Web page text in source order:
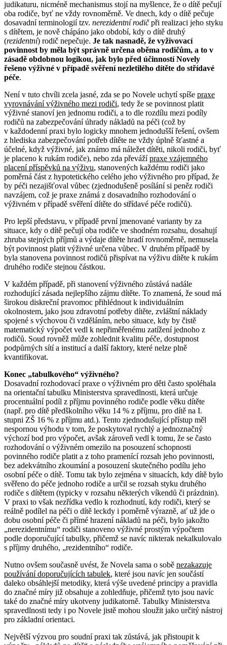
judikaturu, nicméně mechanismus stojí na myšlence, že o dítě pečují
oba rodiče, byť ne vždy rovnoměrně. Ve dnech, kdy o dítě pečuje
dosavadní terminologií tzv. nerezidentní rodičpři realizaci jeho styku
s dítětem, je nově chápáno jako období, kdy o dítě druhý
(rezidentní) rodič nepečuje. Je tak nasnadě, že vyživovací
povinnost by měla být správně určena oběma rodičům, a to v
zásadě obdobnou logikou, jak bylo před účinností Novely
řešeno výživné v případě svěření nezletilého dítěte do střídavé
péče.
Není v tuto chvíli zcela jasné, zda se po Novele uchytí spíše praxe
vyrovnávání výživného mezi rodiči, tedy že se povinnost platit
výživné stanoví jen jednomu rodiči, a to dle rozdílu mezi podíly
rodičů na zabezpečování úhrady nákladů na péči (což by
v každodenní praxi bylo logicky mnohem jednodušší řešení, ovšem
z hlediska zabezpečování potřeb dítěte ne vždy úplně šťastné a
účelné, když výživné, jak známo má náležet dítěti, nikoli rodiči, byť
je placeno k rukám rodiče), nebo zda převážípraxe vzájemného
placení příspěvků na výživu, stanovených každému rodiči jako
poměrná část z hypotetického celého jeho výživného pro případ, že
by péči nezajišťoval vůbec (zjednodušeně posílání si peněz rodiči
navzájem, což je praxe známá z dosavadního rozhodování o
výživném v případě svěření dítěte do střídavé péče rodičů).
Pro lepší představu, v případě první jmenované varianty by za
situace, kdy o dítě pečují oba rodiče ve shodném rozsahu, dosahují
zhruba stejných příjmů a výdaje dítěte hradí rovnoměrně, nemusela
být povinnost platit výživné určena vůbec. V druhém případě by
byla stanovena povinnost rodičů přispívat na výživu dítěte k rukám
druhého rodiče stejnou částkou.
V každém případě, při stanovení výživného zůstává nadále
rozhodující zásada nejlepšího zájmu dítěte. To znamená, že soud má
širokou diskreční pravomoc přihlédnout k individuálním
okolnostem, jako jsou zdravotní potřeby dítěte, zvláštní náklady
spojené s výchovou či vzděláním, nebo situace, kdy by čistě
matematický výpočet vedl k nepřiměřenému zatížení jednoho z
rodičů. Soud rovněž může zohlednit kvalitu péče, dostupnost
podpůrných sítí a institucí a další faktory, které nelze plně
kvantifikovat.
Konec „tabulkového“ výživného?
Dosavadní rozhodovací praxe o výživném pro děti často spoléhala
na orientační tabulku Ministerstva spravedlnosti, která určuje
procentuální podíl z příjmu povinného rodiče podle věku dítěte
(např. pro dítě předškolního věku 14 % z příjmu, pro dítě na I.
stupni ZŠ 16 % z příjmu atd.). Tento zjednodušující přístup měl
nespornou výhodu v tom, že poskytoval rychlý a jednoznačný
výchozí bod pro výpočet, avšak zároveň vedl k tomu, že se často
rozhodování o výživném omezilo na posouzení schopnosti
povinného rodiče platit a z toho pramenící rozsah jeho povinnosti,
bez adekvátního zkoumání a posouzení skutečného podílu jeho
osobní péče o dítě. Tomu tak bylo zejména v situacích, kdy dítě bylo
svěřeno do péče jednoho rodiče a určil se rozsah styku druhého
rodiče s dítětem (typicky v rozsahu některých víkendů či prázdnin).
V praxi to však nezřídka vedlo k rozhodnutí, kdy rodiči, který se
reálně podílel na péči o dítě leckdy i poměrně výrazně, ať už jde o
dobu osobní péče či přímé hrazení nákladů na péči, bylo jakožto
„nerezidentnímu“ rodiči stanoveno výživné prostým výpočtem
podle doporučující tabulky, přičemž se navíc nikterak nekalkulovalo
s příjmy druhého, „rezidentního“ rodiče.
Nutno ovšem současně uvést, že Novela sama o sobě nezakazuje
používání doporučujících tabulek, které jsou navíc jen součástí
daleko obsáhlejší metodiky, která výše uvedené principy a pravidla
do značné míry již obsahuje a zohledňuje, přičemž tyto jsou navíc
také do značné míry ukotveny judikatorně. Tabulky Ministerstva
spravedlnosti tedy i po Novele jistě mohou sloužit jako určitý nástroj
pro základní orientaci.
Největší výzvou pro soudní praxi tak zůstává, jak přistoupit k